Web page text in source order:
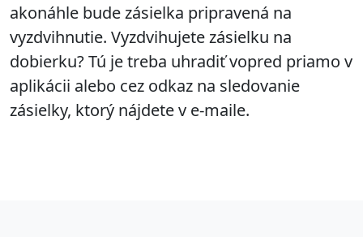
akonáhle bude zásielka pripravená na
vyzdvihnutie. Vyzdvihujete zásielku na
dobierku? Tú je treba uhradiť vopred priamo v
aplikácii alebo cez odkaz na sledovanie
zásielky, ktorý nájdete v e-maile.